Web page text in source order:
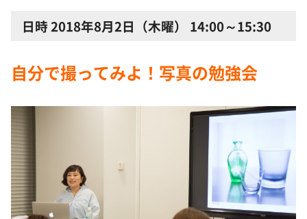
日時 2018年8月2日（木曜） 14:00～15:30
自分で撮ってみよ！写真の勉強会